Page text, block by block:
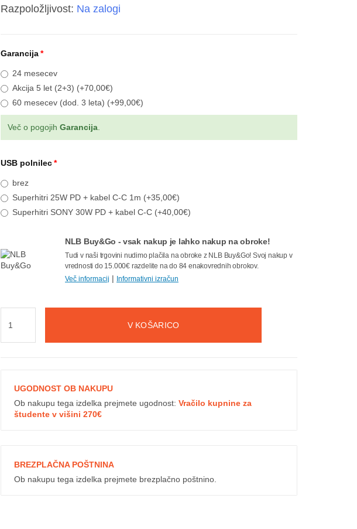
Razpoložljivost: Na zalogi
Garancija
24 mesecev
Akcija 5 let (2+3) (+70,00€)
60 mesecev (dod. 3 leta) (+99,00€)
Več o pogojih Garancija
USB polnilec
brez
Superhitri 25W PD + kabel C-C 1m (+35,00€)
Superhitri SONY 30W PD + kabel C-C (+40,00€)
NLB Buy&Go - vsak nakup je lahko nakup na obroke!
Tudi v naši trgovini nudimo plačila na obroke z NLB Buy&Go! Svoj nakup v
vrednosti do 15.000€ razdelite na do 84 enakovrednih obrokov.
Več informacij | Informativni izračun
V KOŠARICO
UGODNOST OB NAKUPU
Ob nakupu tega izdelka prejmete ugodnost:Vračilo kupnine za
študente v višini 270€
BREZPLAČNA POŠTNINA
Ob nakupu tega izdelka prejmete brezplačno poštnino.